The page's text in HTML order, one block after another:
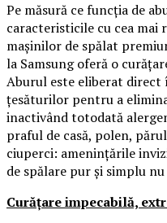
Pe măsură ce funcția de
caracteristicile cu cea mai
mașinilor de spălat
la Samsung oferă o
Aburul este eliberat
țesăturilor pentru a
inactivând totodată
praful de casă, polen,
ciuperci: amenințările
de spălare pur și simplu
Curățare impecabilă,